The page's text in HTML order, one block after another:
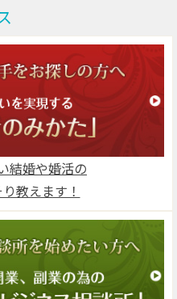
結婚や婚活の
教えます！